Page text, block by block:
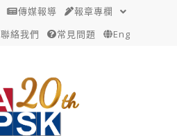
傳媒報導
報章專欄
聯絡我們 常見問題 Eng